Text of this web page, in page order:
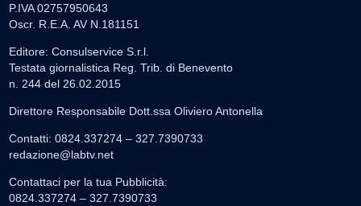
P.IVA 02757950643
Oscr. R.E.A. AV N.181151
Editore: Consulservice S.r.l.
Testata giornalistica Reg. Trib. di Benevento
n. 244 del 26.02.2015
Direttore Responsabile Dott.ssa Oliviero Antonella
Contatti: 0824.337274 – 327.7390733
redazione@labtv.net
Contattaci per la tua Pubblicità:
0824.337274 – 327.7390733